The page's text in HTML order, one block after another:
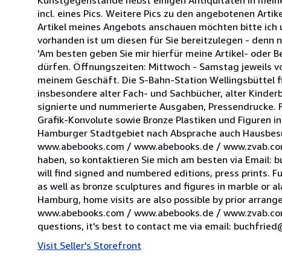
incl. eines Pics. Weitere Pics zu den angebotenen
Artikel meines Angebots anschauen möchten bitte
vorhanden ist um diesen für Sie bereitzulegen - denn
'Am besten geben Sie mir hierfür meine Artikel- oder
dürfen. Öffnungszeiten: Mittwoch - Samstag jeweils
meinem Geschäft. Die S-Bahn-Station
insbesondere alter Fach- und Sachbücher, alter
signierte und nummerierte Ausgaben,
Grafik-Konvolute sowie Bronze Plastiken und Figuren
Hamburger Stadtgebiet nach Absprache auch
www.abebooks.com / www.abebooks.de /
haben, so kontaktieren Sie mich am besten via
will find signed and numbered editions, press prints.
as well as bronze sculptures and figures in marble or
Hamburg, home visits are also possible by prior
www.abebooks.com / www.abebooks.de /
questions, it's best to contact me via email:
Visit Seller's Storefront